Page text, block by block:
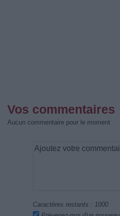
Vos commentaires
Aucun commentaire pour le moment
Caractères restants : 1000